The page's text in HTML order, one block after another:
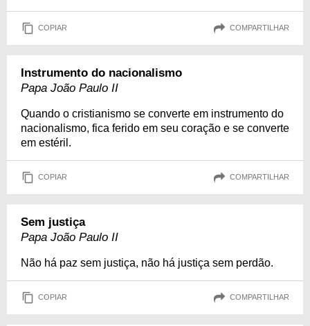
COPIAR COMPARTILHAR
Instrumento do nacionalismo
Papa João Paulo II
Quando o cristianismo se converte em instrumento do
nacionalismo, fica ferido em seu coração e se converte
em estéril.
COPIAR COMPARTILHAR
Sem justiça
Papa João Paulo II
Não há paz sem justiça, não há justiça sem perdão.
COPIAR COMPARTILHAR